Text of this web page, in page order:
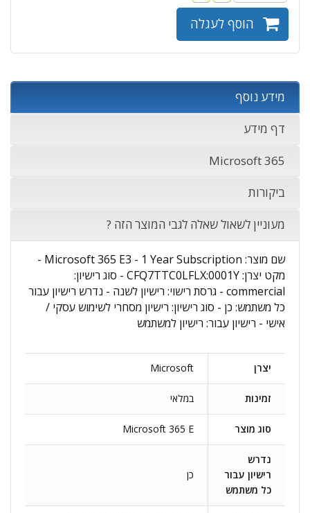
הוסף לעגלה
מידע נוסף
דף מידע
Microsoft 365
ביקורות
מעוניין לשאול שאלה לגבי המוצר הזה ?
שם מוצר: Microsoft 365 E3 - 1 Year Subscription -
מקט יצרן: CFQ7TTC0LFLX:0001Y - סוג רישיון:
commercial - גרסת רישוי: רישיון לשנה - נדרש רישיון עבור
כל משתמש: כן - סוג רישיון: רישיון מסחרי לשימוש עסקי /
אישי - רישיון עבור: רישיון למשתמש
יצרן Microsoft
זמינות במלאי
סוג מוצר Microsoft 365 E
נדרש
רישיון עבור
כל משתמש
כן